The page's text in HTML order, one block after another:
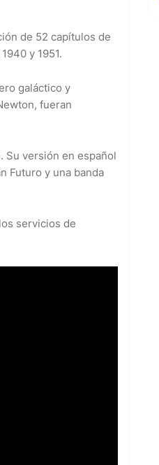
de 52 capítulos de
y 1951.
galáctico y
fueran
. Su versión en español
Futuro y una banda
servicios de